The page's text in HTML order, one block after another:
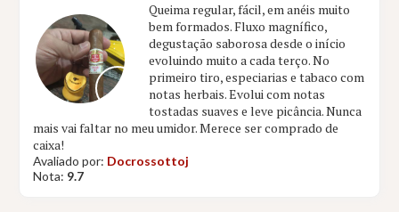
Queima regular, fácil, em anéis muito
bem formados. Fluxo magnífico,
degustação saborosa desde o início
evoluindo muito a cada terço. No
primeiro tiro, especiarias e tabaco com
notas herbais. Evolui com notas
tostadas suaves e leve picância. Nunca
mais vai faltar no meu umidor. Merece ser comprado de
caixa!
Avaliado por: Docrossottoj
Nota: 9.7